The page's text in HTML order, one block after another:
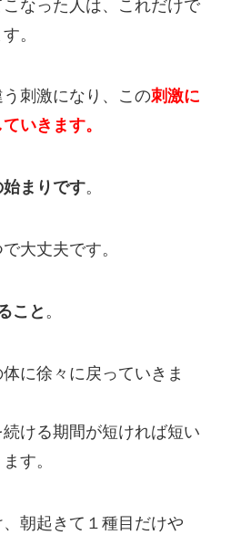
なった人は、これだけで
。
刺激になり、この刺激に
いきます。
まりです。
大丈夫です。
こと 。
に徐々に戻っていきま
ける期間が短ければ短い
す。
朝起きて１種目だけや